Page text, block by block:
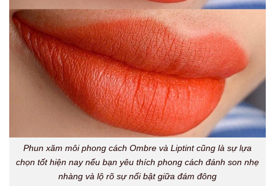
Phun xăm môi phong cách Ombre và Liptint cũng là sự lựa
chọn tốt hiện nay nếu bạn yêu thích phong cách đánh son nhẹ
nhàng và lộ rõ sự nổi bật giữa đám đông